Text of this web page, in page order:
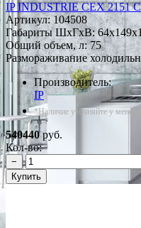
IP INDUSTRIE CEX 2151
Артикул:104508
Габариты ШxГxВ:
Общий объем, л: 75
Размораживание
Производитель:
IP
*Наличие уточняйте у
540440руб.
Кол-во:
−
Купить